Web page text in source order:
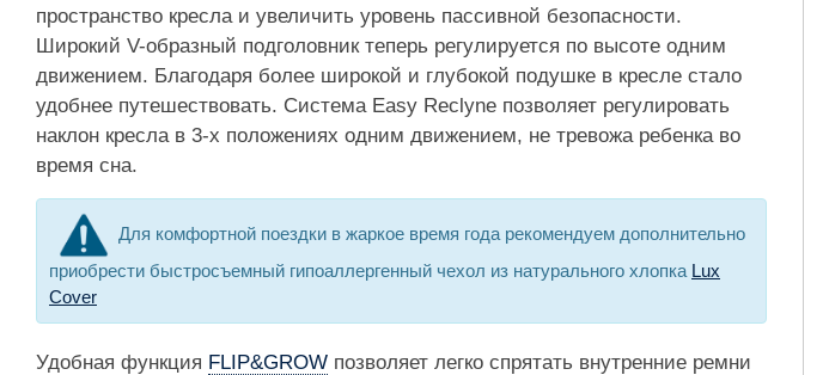
пространство кресла и увеличить уровень пассивной безопасности.
Широкий V-образный подголовник теперь регулируется по высоте одним
движением. Благодаря более широкой и глубокой подушке в кресле стало
удобнее путешествовать. Система Easy Reclyne позволяет регулировать
наклон кресла в 3-х положениях одним движением, не тревожа ребенка во
время сна.
Для комфортной поездки в жаркое время года рекомендуем дополнительно
приобрести быстросъемный гипоаллергенный чехол из натурального хлопка Lux
Cover
Удобная функция FLIP&GROW позволяет легко спрятать внутренние ремни